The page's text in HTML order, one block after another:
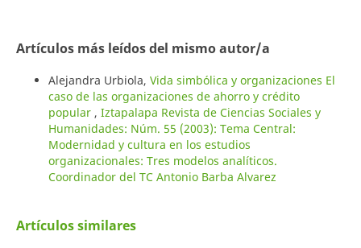
Artículos más leídos del mismo autor/a
Alejandra Urbiola, Vida simbólica y organizaciones El
caso de las organizaciones de ahorro y crédito
popular , Iztapalapa Revista de Ciencias Sociales y
Humanidades: Núm. 55 (2003): Tema Central:
Modernidad y cultura en los estudios
organizacionales: Tres modelos analíticos.
Coordinador del TC Antonio Barba Alvarez
Artículos similares